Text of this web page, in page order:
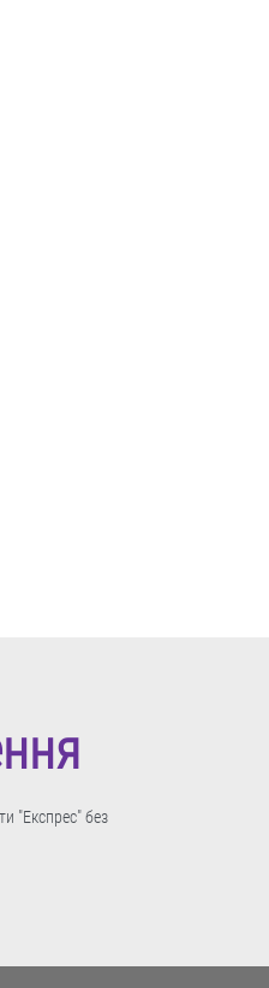
"Експрес" без